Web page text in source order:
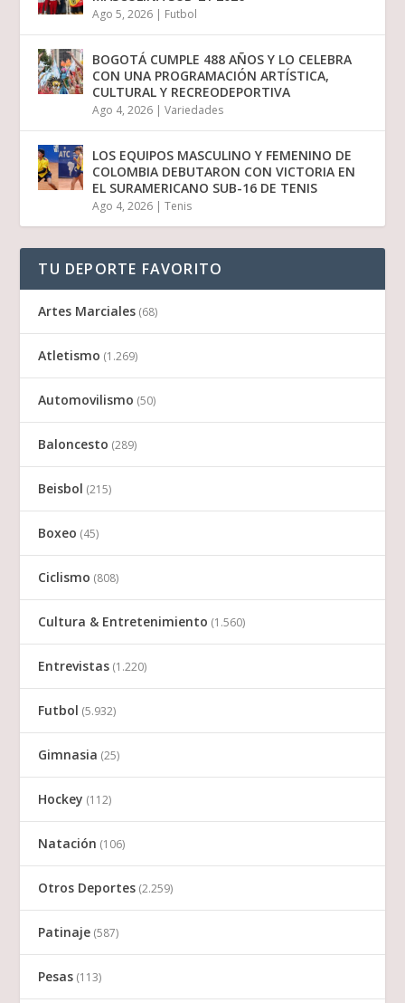
Ago 5, 2026 | Futbol
BOGOTÁ CUMPLE 488 AÑOS Y LO CELEBRA
CON UNA PROGRAMACIÓN ARTÍSTICA,
CULTURAL Y RECREODEPORTIVA
Ago 4, 2026 |Variedades
LOS EQUIPOS MASCULINO Y FEMENINO DE
COLOMBIA DEBUTARON CON VICTORIA EN
EL SURAMERICANO SUB-16 DE TENIS
Ago 4, 2026 |Tenis
TU DEPORTE FAVORITO
Artes Marciales (68)
Atletismo (1.269)
Automovilismo (50)
Baloncesto (289)
Beisbol (215)
Boxeo (45)
Ciclismo (808)
Cultura & Entretenimiento (1.560)
Entrevistas (1.220)
Futbol (5.932)
Gimnasia (25)
Hockey (112)
Natación (106)
Otros Deportes (2.259)
Patinaje (587)
Pesas (113)